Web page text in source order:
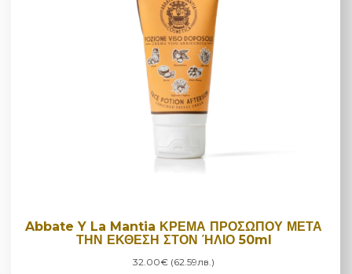
Abbate Y La Mantia ΚΡΕΜΑ ΠΡΟΣΩΠΟΥ ΜΕΤΑ
ΤΗΝ ΕΚΘΕΣΗ ΣΤΟΝ ΉΛΙΟ 50ml
32.00€ (62.59лв.)